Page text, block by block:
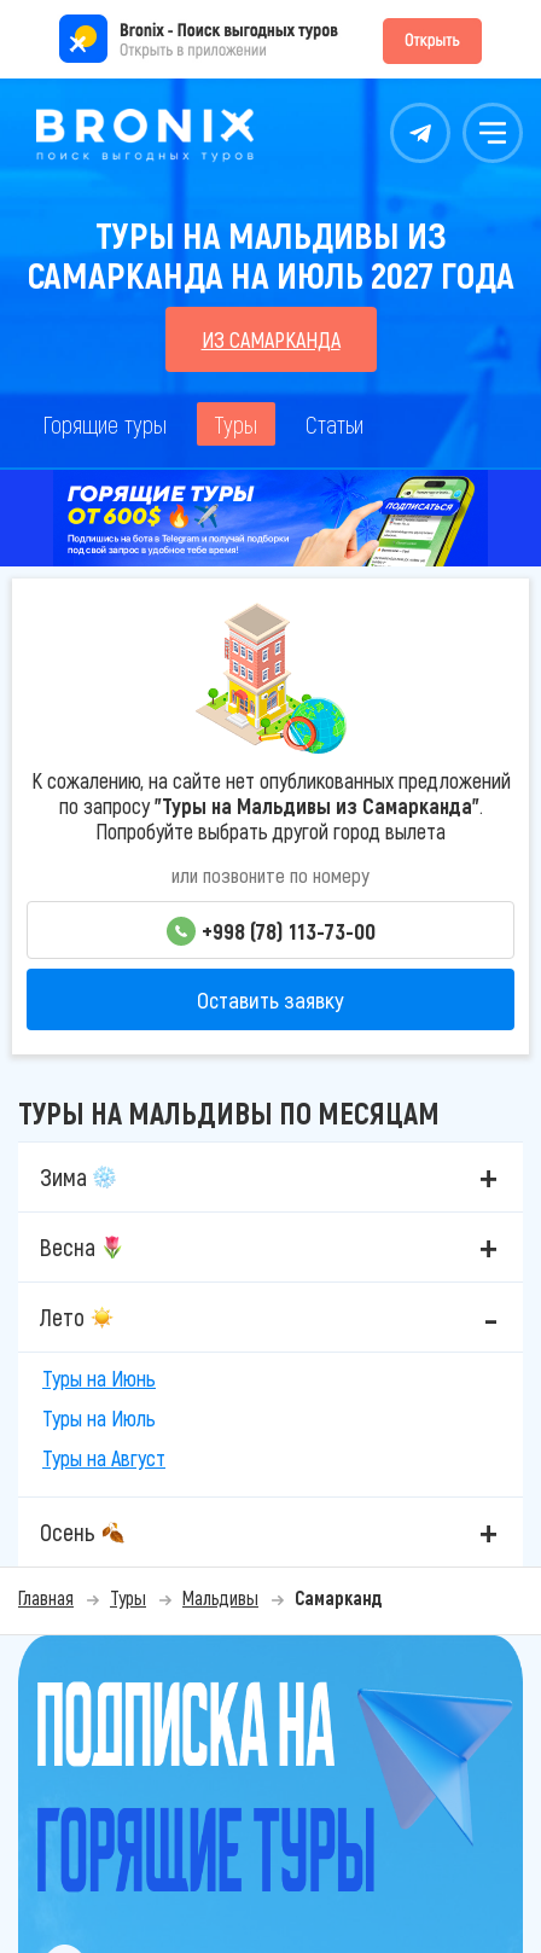
Контакты Меню
ТУРЫ НА МАЛЬДИВЫ ИЗ
САМАРКАНДА НА ИЮЛЬ 2027 ГОДА
ИЗ САМАРКАНДА
Горящие туры Туры Статьи
К сожалению, на сайте нет опубликованных предложений
по запросу"Туры на Мальдивы из Самарканда".
Попробуйте выбрать другой город вылета
или позвоните по номеру
+998 (78) 113-73-00
Оставить заявку
ТУРЫ НА МАЛЬДИВЫ ПО МЕСЯЦАМ
Зима
Весна
Лето
Туры на Июнь
Туры на Июль
Туры на Август
Осень
Главная Туры Мальдивы Самарканд